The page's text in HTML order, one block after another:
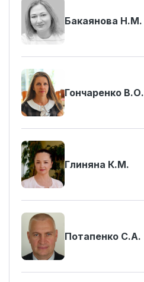
Бакаянова Н.М.
Гончаренко В.О.
Глиняна К.М.
Потапенко С.А.